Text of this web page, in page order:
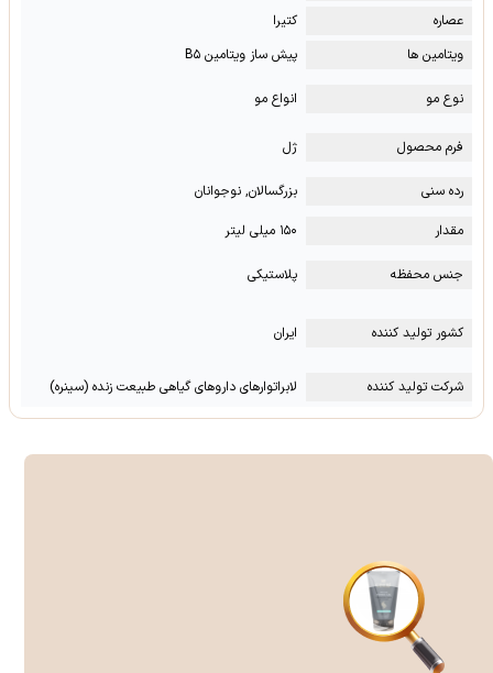
عصاره
کتیرا
ویتامین ها
پیش ساز ویتامین B۵
نوع مو انواع مو
فرم محصول ژل
رده سنی
بزرگسالان, نوجوانان
مقدار
۱۵۰ میلی لیتر
جنس محفظه پلاستیکی
کشور تولید کننده ایران
شرکت تولید کننده لابراتوارهای داروهای گیاهی طبیعت زنده (سینره)